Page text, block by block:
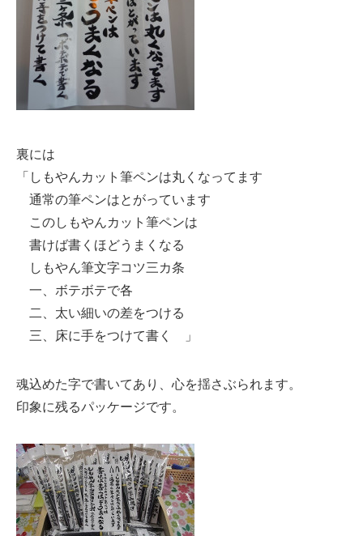
裏には
「しもやんカット筆ペンは丸くなってます
通常の筆ペンはとがっています
このしもやんカット筆ペンは
書けば書くほどうまくなる
しもやん筆文字コツ三カ条
一、ボテボテで各
二、太い細いの差をつける
三、床に手をつけて書く 」
魂込めた字で書いてあり、心を揺さぶられます。
印象に残るパッケージです。